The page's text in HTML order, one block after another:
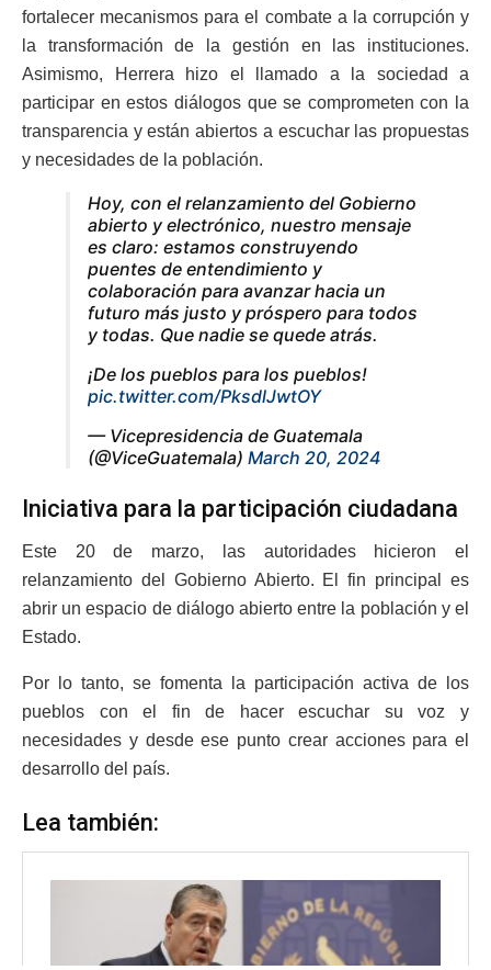
fortalecer mecanismos para el combate a la corrupción y
la transformación de la gestión en las instituciones.
Asimismo, Herrera hizo el llamado a la sociedad a
participar en estos diálogos que se comprometen con la
transparencia y están abiertos a escuchar las propuestas
y necesidades de la población.
Hoy, con el relanzamiento del Gobierno
abierto y electrónico, nuestro mensaje
es claro: estamos construyendo
puentes de entendimiento y
colaboración para avanzar hacia un
futuro más justo y próspero para todos
y todas. Que nadie se quede atrás.
¡De los pueblos para los pueblos!
pic.twitter.com/PksdlJwtOY
— Vicepresidencia de Guatemala
(@ViceGuatemala) March 20, 2024
Iniciativa para la participación ciudadana
Este 20 de marzo, las autoridades hicieron el
relanzamiento del Gobierno Abierto. El fin principal es
abrir un espacio de diálogo abierto entre la población y el
Estado.
Por lo tanto, se fomenta la participación activa de los
pueblos con el fin de hacer escuchar su voz y
necesidades y desde ese punto crear acciones para el
desarrollo del país.
Lea también: